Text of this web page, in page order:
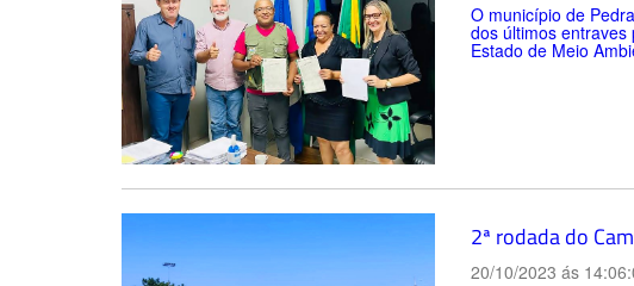
O município de
dos últimos
Estado de Meio
2ª rodada do
20/10/2023 ás